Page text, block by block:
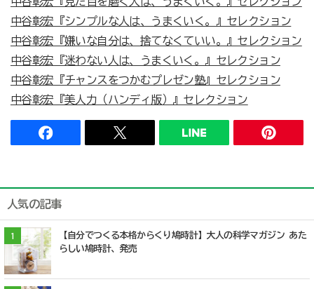
中谷彰宏『シンプルな人は、うまくいく。』セレクション
中谷彰宏『嫌いな自分は、捨てなくていい。』セレクション
中谷彰宏『迷わない人は、うまくいく。』セレクション
中谷彰宏『チャンスをつかむプレゼン塾』セレクション
中谷彰宏『美人力（ハンディ版）』セレクション
人気の記事
1
【自分でつくる本格からくり鳩時計】大人の科学マガジン あた
らしい鳩時計、発売